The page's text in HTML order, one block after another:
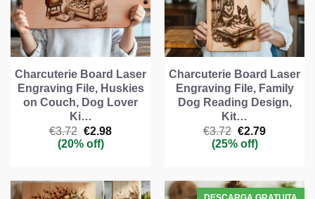
Charcuterie Board Laser
Engraving File, Huskies
on Couch, Dog Lover
Ki…
€3.72 El
precio
original
€2.98El
(20% off)
Charcuterie Board Laser
Engraving File, Family
Dog Reading Design,
Kit…
€3.72 El
precio
original
€2.79El
(25% off)